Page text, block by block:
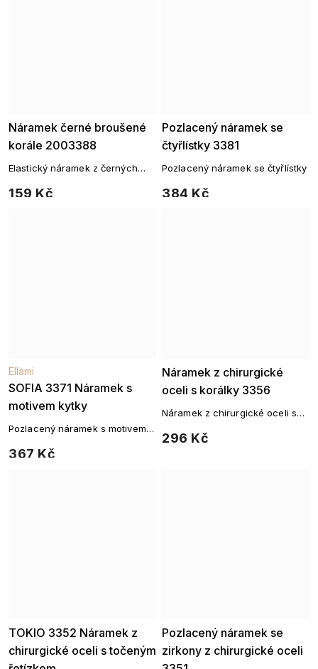
Náramek černé broušené
korále 2003388
159 Kč
Elastický náramek z černých
Pozlacený náramek se
čtyřlístky 3381
384 Kč
Pozlacený náramek se čtyřlístky
SOFIA 3371 Náramek s
motivem kytky
Ellami
367 Kč
Pozlacený náramek s motivem
Náramek z chirurgické
oceli s korálky 3356
296 Kč
Náramek z chirurgické oceli s
TOKIO 3352 Náramek z
chirurgické oceli s točeným
Pozlacený náramek se
zirkony z chirurgické oceli